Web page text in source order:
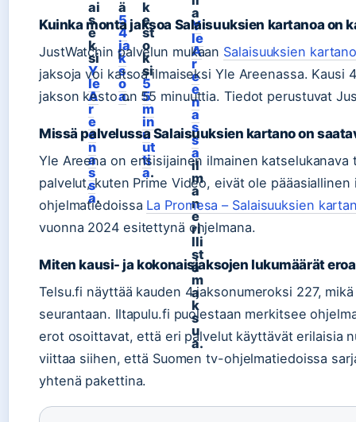
ai
s
e
k
si
Y
le
A
r
e
e
n
a
s
s
a.
ä
5
4
ja
k
s
o
a.
k
e
st
o
k
si
5
5
m
in
u
ut
ti
a.
a
Y
le
A
r
e
e
n
a
s
s
a
il
m
a
n
e
ri
lli
st
ä
m
a
k
s
u
a.
Kuinka monta jaksoa Salaisuuksien kartanoa
JustWatchin palvelun mukaan Salaisuuksien
jaksoja voi katsoa ilmaiseksi Yle Areenassa. Kausi
jakson kesto on 55 minuuttia. Tiedot perustuvat
Missä palvelussa Salaisuuksien kartano on
Yle Areena on ensisijainen ilmainen
palvelut, kuten Prime Video, eivät ole
ohjelmatiedoissa La Promesa – Salaisuuksien
vuonna 2024 esitettynä ohjelmana.
Miten kausi- ja kokonaisjaksojen lukumäärät
Telsu.fi näyttää kauden 4 jaksonumeroksi 227,
seurantaan. Iltapulu.fi puolestaan merkitsee
erot osoittavat, että eri palvelut käyttävät erilaisia
viittaa siihen, että Suomen tv-ohjelmatiedoissa
yhtenä pakettina.